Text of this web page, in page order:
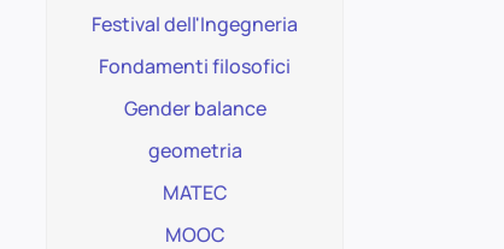
Festival dell'Ingegneria
Fondamenti filosofici
Gender balance
geometria
MATEC
MOOC